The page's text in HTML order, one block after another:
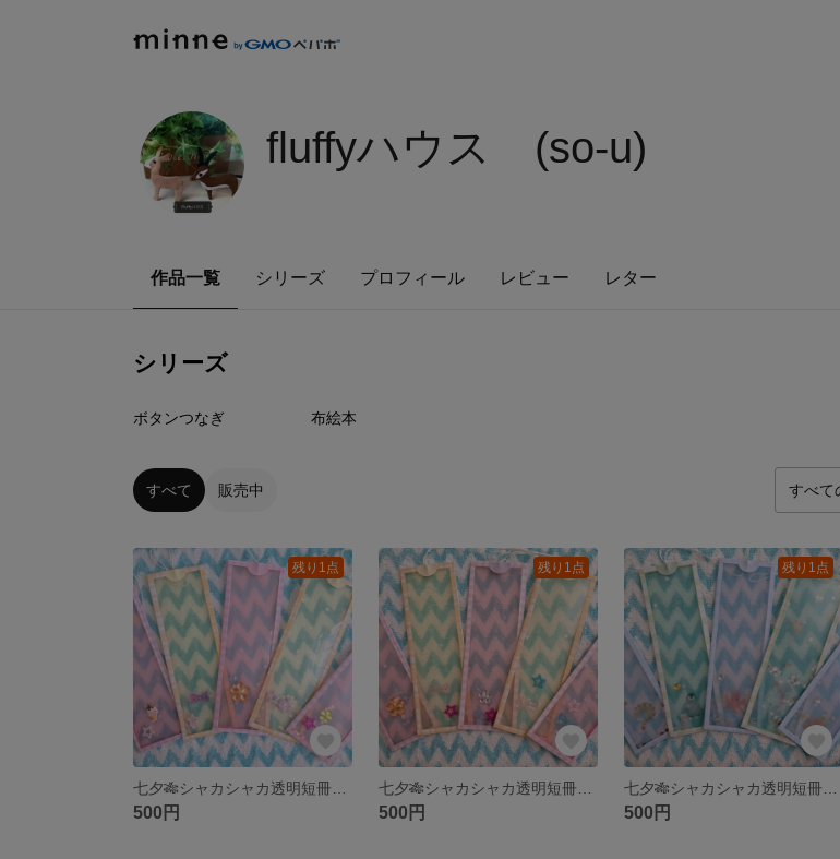
fluffyハウス (so-u)
作品一覧 シリーズ プロフィール レビュー レター
シリーズ
ボタンつなぎ 布絵本
すべて 販売中
残り1点
500円
残り1点
500円
残り1点
500円